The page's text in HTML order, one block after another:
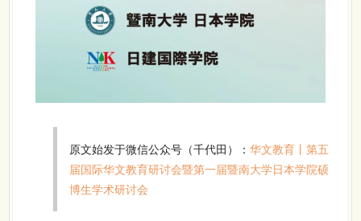
原文始发于微信公众号（千代田）：华文教育丨第五
届国际华文教育研讨会暨第一届暨南大学日本学院硕
博生学术研讨会